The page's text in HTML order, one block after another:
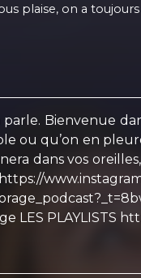
plaise, on a
parle. Bienvenue
ou qu’on en
dans vos
LES PLAYLISTS